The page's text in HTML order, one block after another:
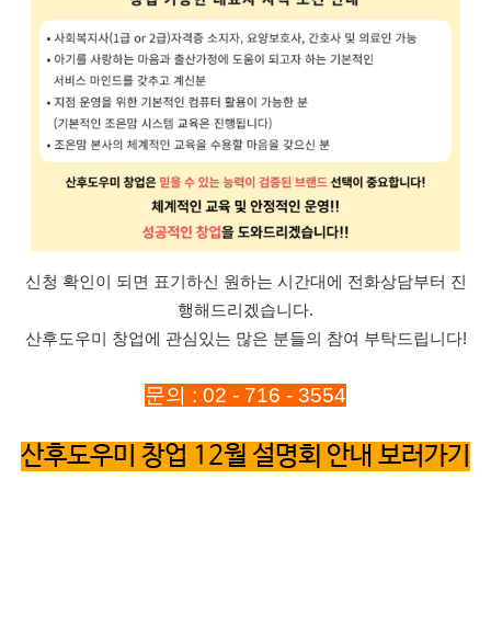
신청 확인이 되면 표기하신 원하는 시간대에 전화상담부터 진
행해드리겠습니다.
산후도우미 창업에 관심있는 많은 분들의 참여 부탁드립니다!
문의 : 02 - 716 - 3554
산후도우미 창업 12월 설명회 안내 보러가기